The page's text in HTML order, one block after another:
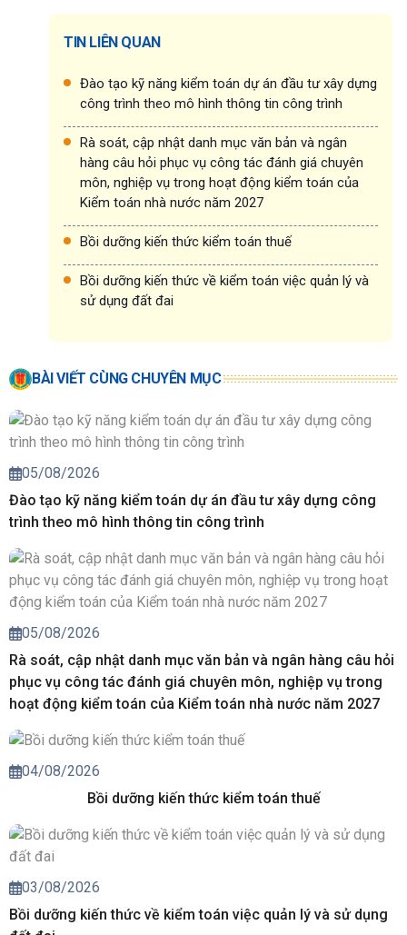
TIN LIÊN QUAN
Đào tạo kỹ năng kiểm toán dự án đầu tư xây dựng
công trình theo mô hình thông tin công trình
Rà soát, cập nhật danh mục văn bản và ngân
hàng câu hỏi phục vụ công tác đánh giá chuyên
môn, nghiệp vụ trong hoạt động kiểm toán của
Kiểm toán nhà nước năm 2027
Bồi dưỡng kiến thức kiểm toán thuế
Bồi dưỡng kiến thức về kiểm toán việc quản lý và
sử dụng đất đai
BÀI VIẾT CÙNG CHUYÊN MỤC
05/08/2026
Đào tạo kỹ năng kiểm toán dự án đầu tư xây dựng công
trình theo mô hình thông tin công trình
05/08/2026
Rà soát, cập nhật danh mục văn bản và ngân hàng câu hỏi
phục vụ công tác đánh giá chuyên môn, nghiệp vụ trong
hoạt động kiểm toán của Kiểm toán nhà nước năm 2027
04/08/2026
Bồi dưỡng kiến thức kiểm toán thuế
03/08/2026
Bồi dưỡng kiến thức về kiểm toán việc quản lý và sử dụng